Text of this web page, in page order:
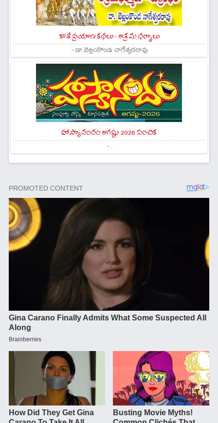
కాశీ ప్రయాణ కథలు - ఆశ్రమ ధర్మాలు
- డా.బెల్లంకొండ నాగేశ్వరరావు
హాస్యానందం ఆగష్టు 2026 సంచిక
- .